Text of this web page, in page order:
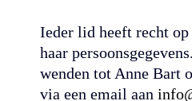
Ieder lid heeft recht
haar
wenden tot Anne Bart
via een email aan